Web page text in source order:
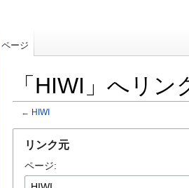
「HIWI」へリ
← HIWI
リンク元
ページ:
ページ